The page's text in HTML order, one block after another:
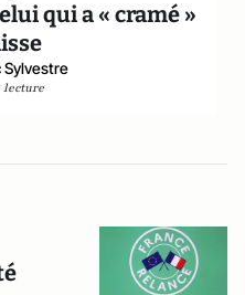
qui a « cramé »
Sylvestre
lecture